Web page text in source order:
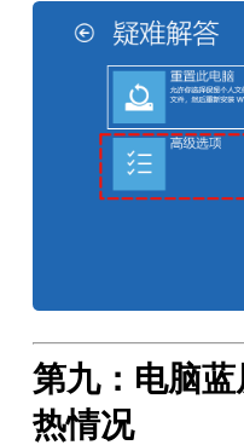
第九：电脑
热情况